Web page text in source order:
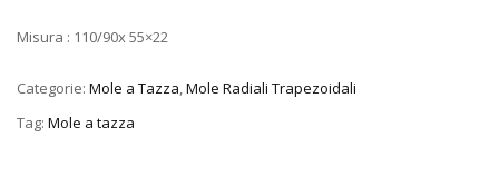
Misura : 110/90x 55×22
Categorie: Mole a Tazza,Mole Radiali Trapezoidali
Tag: Mole a tazza